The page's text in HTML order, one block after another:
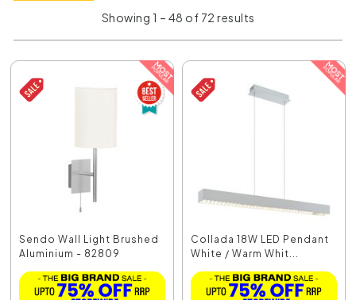
Showing 1 – 48 of 72 results
Sendo Wall Light Brushed
Aluminium - 82809
Collada 18W LED Pendant
White / Warm Whit...